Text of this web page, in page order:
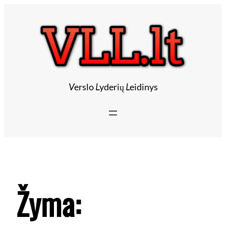
VersloLyderių Leidinys
Žyma: